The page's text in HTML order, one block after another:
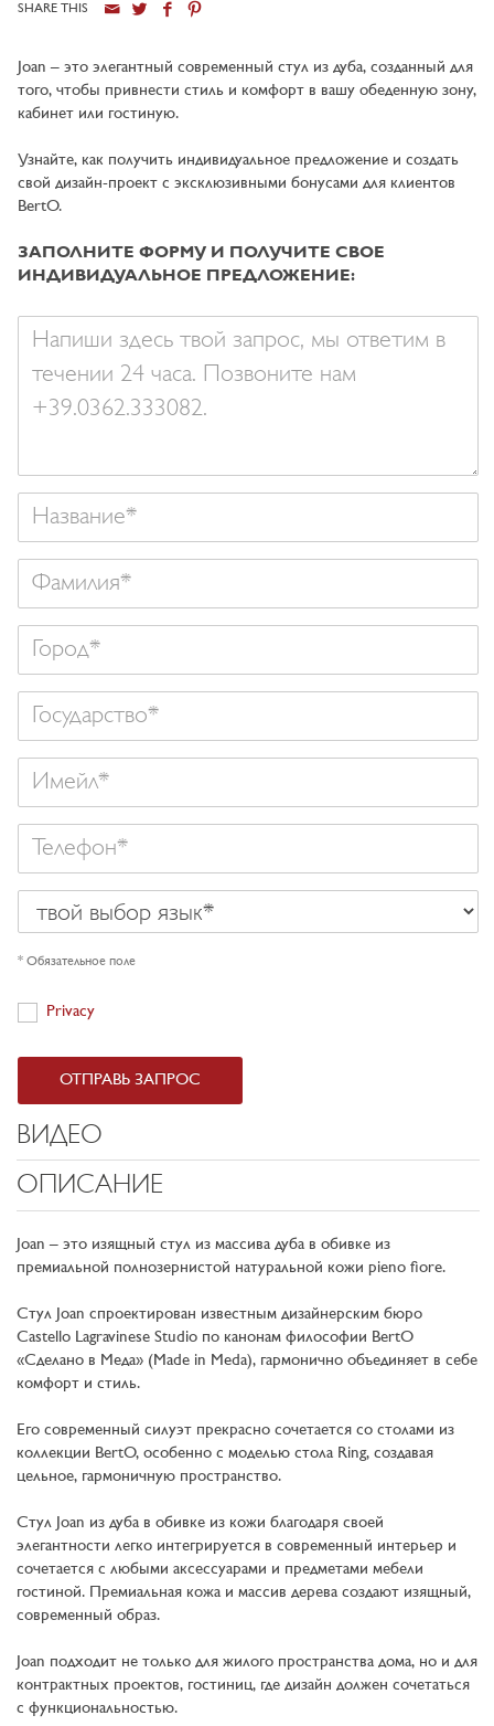
SHARE THIS
Joan – это элегантный современный стул из дуба, созданный для
того, чтобы привнести стиль и комфорт в вашу обеденную зону,
кабинет или гостиную.
Узнайте, как получить индивидуальное предложение и создать
свой дизайн-проект с эксклюзивными бонусами для клиентов
BertO.
ЗАПОЛНИТЕ ФОРМУ И ПОЛУЧИТЕ СВОE
ИНДИВИДУАЛЬНОЕ ПРЕДЛОЖЕНИЕ:
сообщение
выбор
* Обязательное поле
Privacy
Privacy
ОТПРАВЬ ЗАПРОС
ВИДЕО
ОПИСАНИЕ
Joan – это изящный стул из массива дуба в обивке из
премиальной полнозернистой натуральной кожи pieno fiore.
Cтул Joan cпроектирован известным дизайнерским бюро
Castello Lagravinese Studio по канонам философии BertO
«Сделано в Меда» (Made in Meda), гармонично объединяет в себе
комфорт и стиль.
Его современный силуэт прекрасно сочетается со столами из
коллекции BertO, особенно с моделью стола Ring, создавая
цельное, гармоничную пространство.
Стул Joan из дуба в обивке из кожи благодаря своей
элегантности легко интегрируется в современный интерьер и
сочетается с любыми аксессуарами и предметами мебели
гостиной. Премиальная кожа и массив дерева создают изящный,
современный образ.
Joan подходит не только для жилого пространства дома, но и для
контрактных проектов, гостиниц, где дизайн должен сочетаться
с функциональностью.